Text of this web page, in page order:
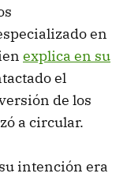
en
explica en su
el
de los
a circular.
intención era